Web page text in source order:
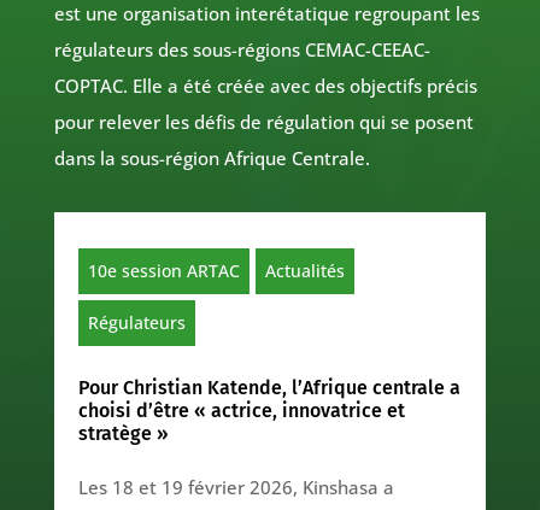
est une organisation interétatique regroupant les
régulateurs des sous-régions CEMAC-CEEAC-
COPTAC. Elle a été créée avec des objectifs précis
pour relever les défis de régulation qui se posent
dans la sous-région Afrique Centrale.
10e session ARTAC Actualités
Régulateurs
Pour Christian Katende, l’Afrique centrale a
choisi d’être « actrice, innovatrice et
stratège »
Les 18 et 19 février 2026, Kinshasa a